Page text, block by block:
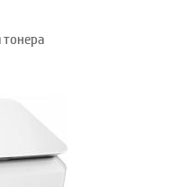
тонера